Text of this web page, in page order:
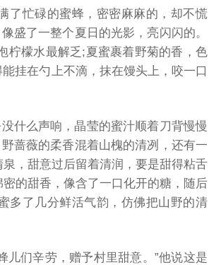
了忙碌的蜜蜂，密密麻麻的，却不慌
盛了一整个夏日的光影，亮闪闪的。
柠檬水最解乏;夏蜜裹着野菊的香，色
挂在勺上不滴，抹在馒头上，咬一口
什么声响，晶莹的蜜汁顺着刀背慢慢
蔷薇的柔香混着山槐的清冽，还有一
，甜意过后留着清润，要是甜得粘舌
的甜香，像含了一口化开的糖，随后
多了几分鲜活气韵，仿佛把山野的清
儿们辛劳，赠予村里甜意。”他说这是